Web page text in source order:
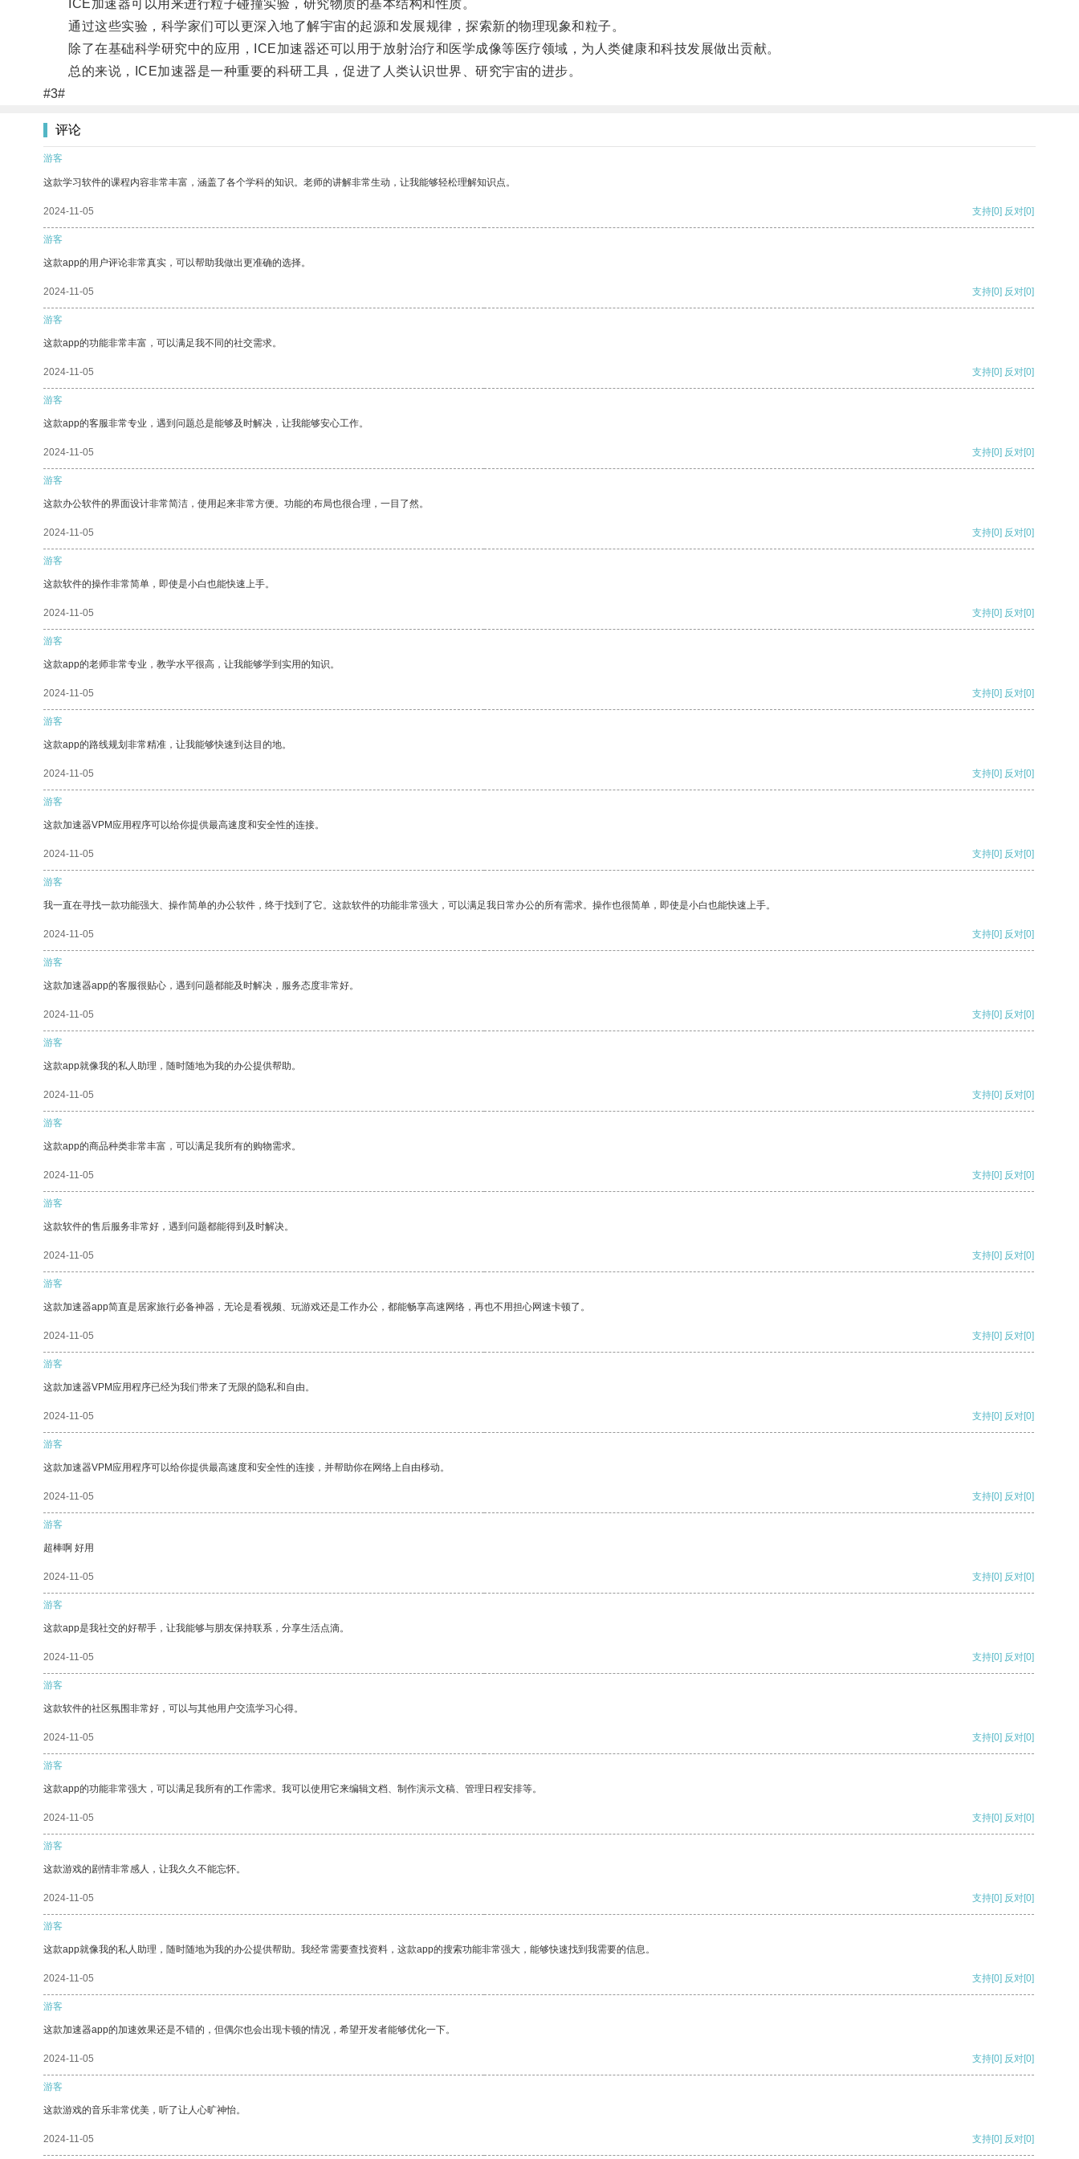
ICE加速器可以用来进行粒子碰撞实验，研究物质的基本结构和性质。
通过这些实验，科学家们可以更深入地了解宇宙的起源和发展规律，探索新的物理现象和粒子。
除了在基础科学研究中的应用，ICE加速器还可以用于放射治疗和医学成像等医疗领域，为人类健康和科技发展做出贡献。
总的来说，ICE加速器是一种重要的科研工具，促进了人类认识世界、研究宇宙的进步。
#3#
评论
游客
这款学习软件的课程内容非常丰富，涵盖了各个学科的知识。老师的讲解非常生动，让我能够轻松理解知识点。
2024-11-05 支持[0] 反对[0]
游客
这款app的用户评论非常真实，可以帮助我做出更准确的选择。
2024-11-05 支持[0] 反对[0]
游客
这款app的功能非常丰富，可以满足我不同的社交需求。
2024-11-05 支持[0] 反对[0]
游客
这款app的客服非常专业，遇到问题总是能够及时解决，让我能够安心工作。
2024-11-05 支持[0] 反对[0]
游客
这款办公软件的界面设计非常简洁，使用起来非常方便。功能的布局也很合理，一目了然。
2024-11-05 支持[0] 反对[0]
游客
这款软件的操作非常简单，即使是小白也能快速上手。
2024-11-05 支持[0] 反对[0]
游客
这款app的老师非常专业，教学水平很高，让我能够学到实用的知识。
2024-11-05 支持[0] 反对[0]
游客
这款app的路线规划非常精准，让我能够快速到达目的地。
2024-11-05 支持[0] 反对[0]
游客
这款加速器VPM应用程序可以给你提供最高速度和安全性的连接。
2024-11-05 支持[0] 反对[0]
游客
我一直在寻找一款功能强大、操作简单的办公软件，终于找到了它。这款软件的功能非常强大，可以满足我日常办公的所有需求。操作也很简单，即使是小白也能快速上手。
2024-11-05 支持[0] 反对[0]
游客
这款加速器app的客服很贴心，遇到问题都能及时解决，服务态度非常好。
2024-11-05 支持[0] 反对[0]
游客
这款app就像我的私人助理，随时随地为我的办公提供帮助。
2024-11-05 支持[0] 反对[0]
游客
这款app的商品种类非常丰富，可以满足我所有的购物需求。
2024-11-05 支持[0] 反对[0]
游客
这款软件的售后服务非常好，遇到问题都能得到及时解决。
2024-11-05 支持[0] 反对[0]
游客
这款加速器app简直是居家旅行必备神器，无论是看视频、玩游戏还是工作办公，都能畅享高速网络，再也不用担心网速卡顿了。
2024-11-05 支持[0] 反对[0]
游客
这款加速器VPM应用程序已经为我们带来了无限的隐私和自由。
2024-11-05 支持[0] 反对[0]
游客
这款加速器VPM应用程序可以给你提供最高速度和安全性的连接，并帮助你在网络上自由移动。
2024-11-05 支持[0] 反对[0]
游客
超棒啊 好用
2024-11-05 支持[0] 反对[0]
游客
这款app是我社交的好帮手，让我能够与朋友保持联系，分享生活点滴。
2024-11-05 支持[0] 反对[0]
游客
这款软件的社区氛围非常好，可以与其他用户交流学习心得。
2024-11-05 支持[0] 反对[0]
游客
这款app的功能非常强大，可以满足我所有的工作需求。我可以使用它来编辑文档、制作演示文稿、管理日程安排等。
2024-11-05 支持[0] 反对[0]
游客
这款游戏的剧情非常感人，让我久久不能忘怀。
2024-11-05 支持[0] 反对[0]
游客
这款app就像我的私人助理，随时随地为我的办公提供帮助。我经常需要查找资料，这款app的搜索功能非常强大，能够快速找到我需要的信息。
2024-11-05 支持[0] 反对[0]
游客
这款加速器app的加速效果还是不错的，但偶尔也会出现卡顿的情况，希望开发者能够优化一下。
2024-11-05 支持[0] 反对[0]
游客
这款游戏的音乐非常优美，听了让人心旷神怡。
2024-11-05 支持[0] 反对[0]